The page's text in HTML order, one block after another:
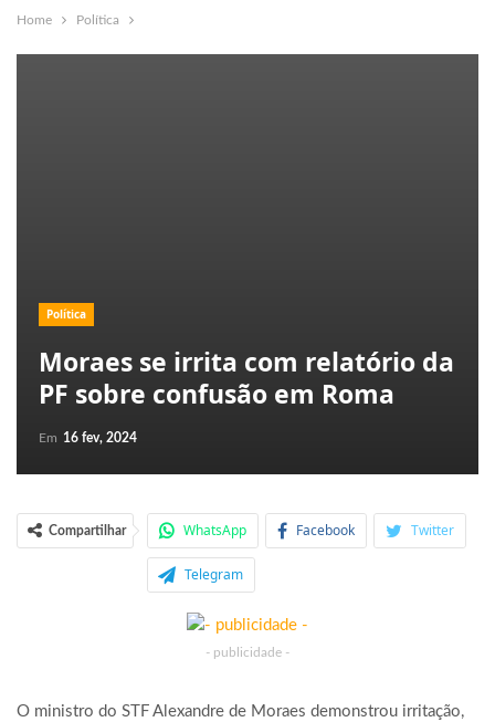
Home Política
Política
Moraes se irrita com relatório da
PF sobre confusão em Roma
Em 16 fev, 2024
Compartilhar WhatsApp Facebook Twitter
Telegram
- publicidade -
O ministro do STF Alexandre de Moraes demonstrou irritação,